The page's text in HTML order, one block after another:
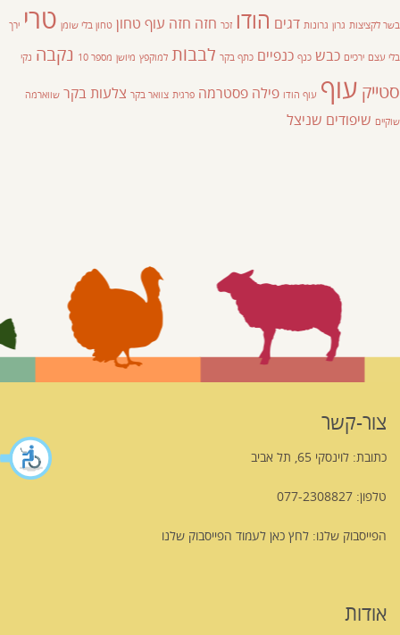
בשר לקציצות גרון גרונות דגים הודו זכר חזה חזה עוף טחון טחון בלי שומן טרי ירך
בלי עצם ירכיים כבש כנף כנפיים כתף בקר לבבות למוקפץ מיושן מספר 10 נקבה נקי
סטייק עוף עוף הודו פילה פסטרמה פרגית צוואר בקר צלעות בקר שווארמה
שוקיים שיפודים שניצל
צור-קשר
כתובת: לוינסקי 65, תל אביב
טלפון: 077-2308827
הפייסבוק שלנו: לחץ כאן לעמוד הפייסבוק שלנו
אודות